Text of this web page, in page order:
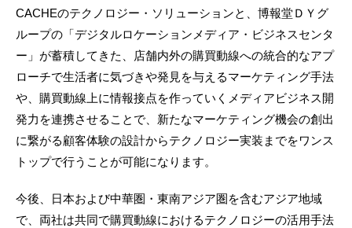
CACHEのテクノロジー・ソリューションと、博報堂ＤＹグ
ループの「デジタルロケーションメディア・ビジネスセンタ
ー」が蓄積してきた、店舗内外の購買動線への統合的なアプ
ローチで生活者に気づきや発見を与えるマーケティング手法
や、購買動線上に情報接点を作っていくメディアビジネス開
発力を連携させることで、新たなマーケティング機会の創出
に繋がる顧客体験の設計からテクノロジー実装までをワンス
トップで行うことが可能になります。
今後、日本および中華圏・東南アジア圏を含むアジア地域
で、両社は共同で購買動線におけるテクノロジーの活用手法